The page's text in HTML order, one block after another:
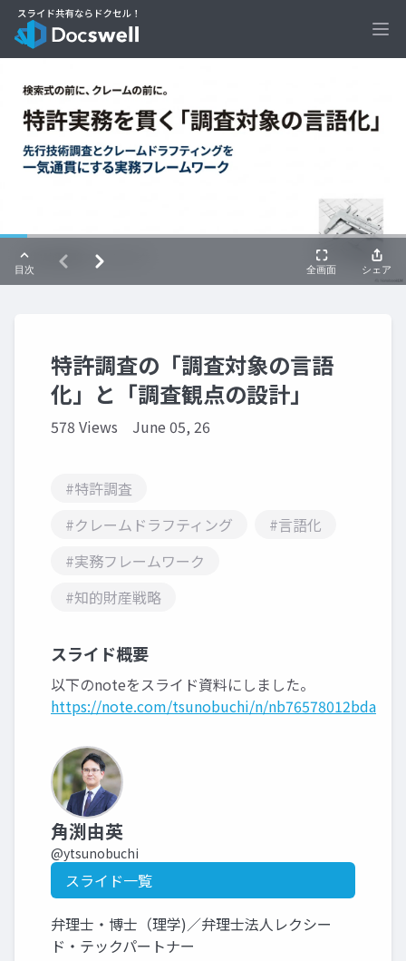
特許調査の「調査対象の言語
化」と「調査観点の設計」
578 Views June 05, 26
#特許調査
#クレームドラフティング
#言語化
#実務フレームワーク
#知的財産戦略
スライド概要
以下のnoteをスライド資料にしました。
https://note.com/tsunobuchi/n/nb76578012bda
角渕由英
@ytsunobuchi
スライド一覧
弁理士・博士（理学)／弁理士法人レクシー
ド・テックパートナー